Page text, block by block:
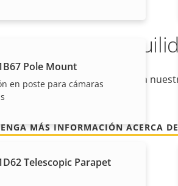
Pole Mount
en poste para cámaras
Telescopic Parapet
mayor
garantía de 3 años brinda a
MÁS INFORMACIÓN ACERCA